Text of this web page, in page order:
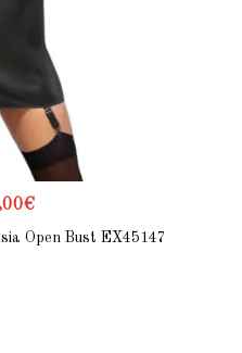
€
Open Bust EX45147